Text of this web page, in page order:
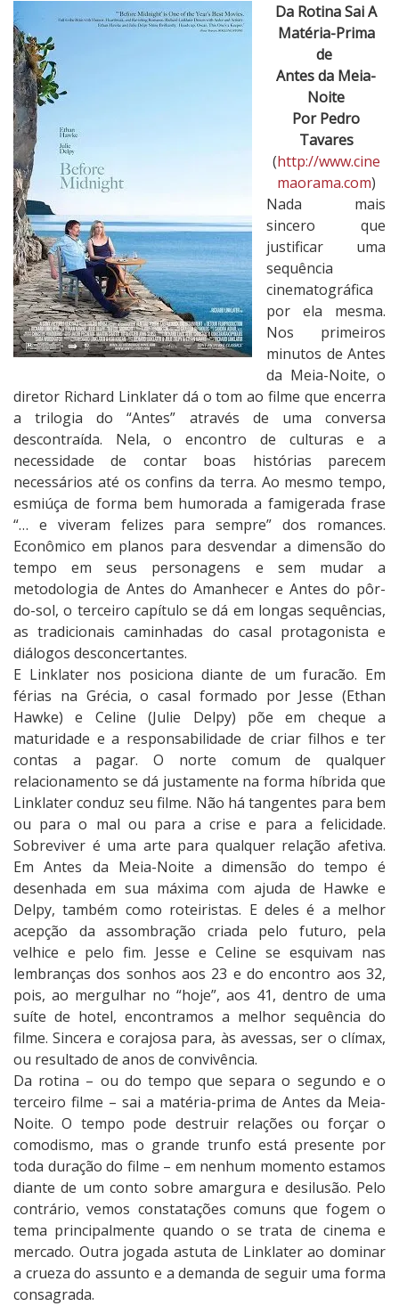
A
n
t
e
s
d
a
M
e
i
a
-
N
o
i
t
e
Da Rotina Sai A
Matéria-Prima
de
Antes da Meia-
Noite
Por Pedro
Tavares
(http://www.cine
maorama.com)
Nada mais
sincero que
justificar uma
sequência
cinematográfica
por ela mesma.
Nos primeiros
minutos de Antes
da Meia-Noite, o
diretor Richard Linklater dá o tom ao filme que encerra
a trilogia do “Antes” através de uma conversa
descontraída. Nela, o encontro de culturas e a
necessidade de contar boas histórias parecem
necessários até os confins da terra. Ao mesmo tempo,
esmiúça de forma bem humorada a famigerada frase
“… e viveram felizes para sempre” dos romances.
Econômico em planos para desvendar a dimensão do
tempo em seus personagens e sem mudar a
metodologia de Antes do Amanhecer e Antes do pôr-
do-sol, o terceiro capítulo se dá em longas sequências,
as tradicionais caminhadas do casal protagonista e
diálogos desconcertantes.
E Linklater nos posiciona diante de um furacão. Em
férias na Grécia, o casal formado por Jesse (Ethan
Hawke) e Celine (Julie Delpy) põe em cheque a
maturidade e a responsabilidade de criar filhos e ter
contas a pagar. O norte comum de qualquer
relacionamento se dá justamente na forma híbrida que
Linklater conduz seu filme. Não há tangentes para bem
ou para o mal ou para a crise e para a felicidade.
Sobreviver é uma arte para qualquer relação afetiva.
Em Antes da Meia-Noite a dimensão do tempo é
desenhada em sua máxima com ajuda de Hawke e
Delpy, também como roteiristas. E deles é a melhor
acepção da assombração criada pelo futuro, pela
velhice e pelo fim. Jesse e Celine se esquivam nas
lembranças dos sonhos aos 23 e do encontro aos 32,
pois, ao mergulhar no “hoje”, aos 41, dentro de uma
suíte de hotel, encontramos a melhor sequência do
filme. Sincera e corajosa para, às avessas, ser o clímax,
ou resultado de anos de convivência.
Da rotina – ou do tempo que separa o segundo e o
terceiro filme – sai a matéria-prima de Antes da Meia-
Noite. O tempo pode destruir relações ou forçar o
comodismo, mas o grande trunfo está presente por
toda duração do filme – em nenhum momento estamos
diante de um conto sobre amargura e desilusão. Pelo
contrário, vemos constatações comuns que fogem o
tema principalmente quando o se trata de cinema e
mercado. Outra jogada astuta de Linklater ao dominar
a crueza do assunto e a demanda de seguir uma forma
consagrada.